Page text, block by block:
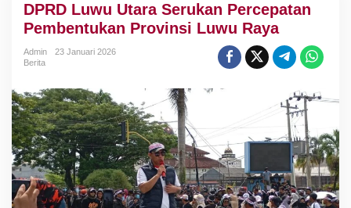
DPRD Luwu Utara Serukan Percepatan
Pembentukan Provinsi Luwu Raya
Admin
23 Januari 2026
Berita